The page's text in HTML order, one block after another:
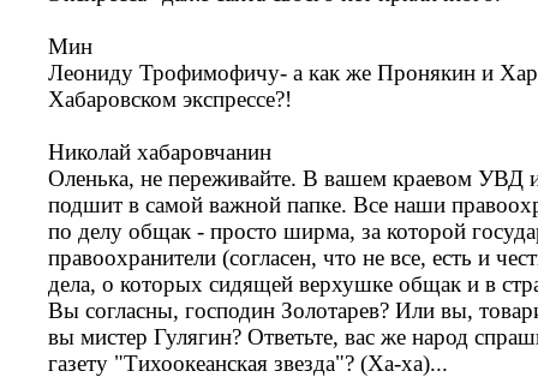
Мин
Леониду Трофимофичу- а как же Пронякин и
Хабаровском экспрессе?!
Николай хабаровчанин
Оленька, не переживайте. В вашем краевом УВД
подшит в самой важной папке. Все наши
по делу общак - просто ширма, за которой
правоохранители (согласен, что не все, есть и
дела, о которых сидящей верхушке общак и в
Вы согласны, господин Золотарев? Или вы,
вы мистер Гулягин? Ответьте, вас же народ
газету "Тихоокеанская звезда"? (Ха-ха)...